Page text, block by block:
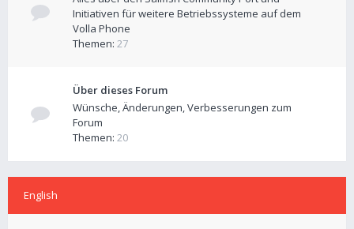
Initiativen für weitere Betriebssysteme auf dem
Volla Phone
Themen: 27
Über dieses Forum
Wünsche, Änderungen, Verbesserungen zum
Forum
Themen: 20
English